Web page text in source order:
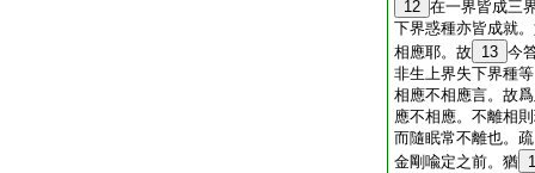
12 在一界皆成三
下界惑種亦皆成就
相應耶。故
13 今
非生上界失下界種
相應不相應言。故
應不相應。不離相
而隨眠常不離也。
金剛喩定之前。猶